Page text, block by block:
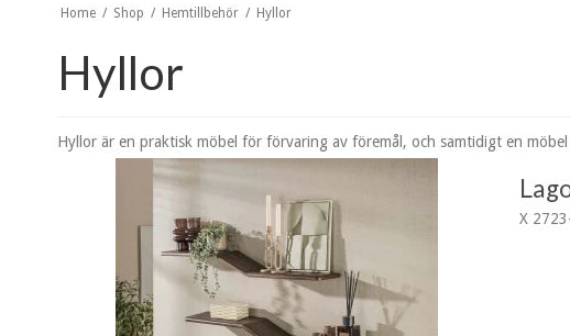
Home / Shop / Hemtillbehör / Hyllor
Hyllor
Hyllor är en praktisk möbel för förvaring av föremål, och samtidigt en
X